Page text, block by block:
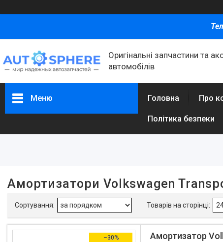
Оригінальні запчастини та
автомобілів
Меню
Каталог товаров
Автомобільні запчастини
Головна Про
Політика безпеки
Амортизатори Volkswagen
–30% Амортизатор